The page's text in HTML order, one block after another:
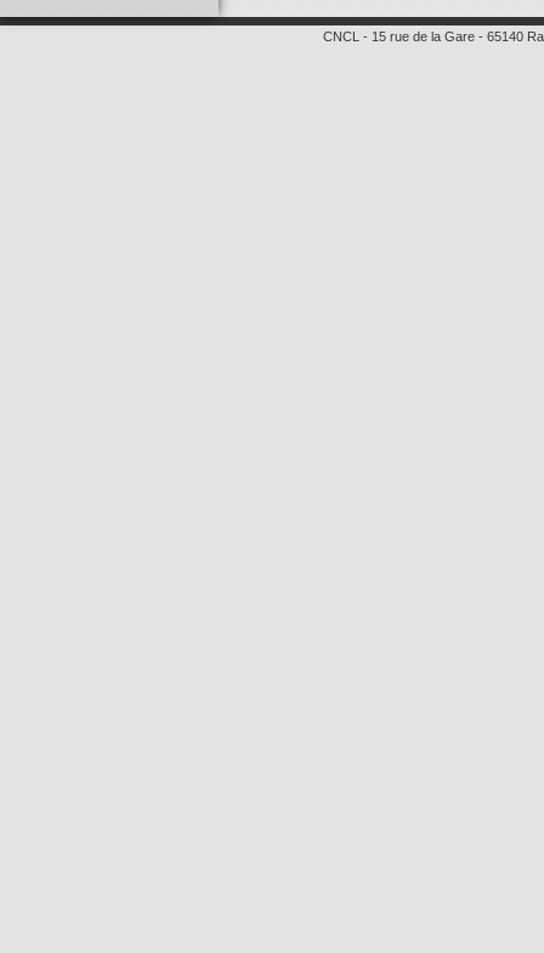
CNCL - 15 rue de la Gare - 65140